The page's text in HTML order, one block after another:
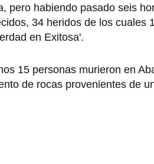
pero habiendo pasado seis
34 heridos de los
en Exitosa'.
15 personas murieron en
de rocas provenientes de